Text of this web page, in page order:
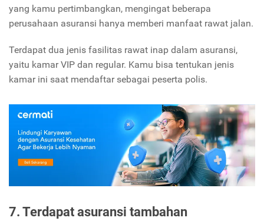
yang kamu pertimbangkan, mengingat beberapa
perusahaan asuransi hanya memberi manfaat rawat jalan.
Terdapat dua jenis fasilitas rawat inap dalam asuransi,
yaitu kamar VIP dan regular. Kamu bisa tentukan jenis
kamar ini saat mendaftar sebagai peserta polis.
7. Terdapat asuransi tambahan